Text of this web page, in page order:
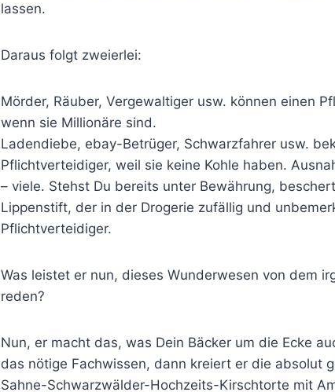
lassen.
Daraus folgt zweierlei:
Mörder, Räuber, Vergewaltiger usw. können einen
wenn sie Millionäre sind.
Ladendiebe, ebay-Betrüger, Schwarzfahrer usw.
Pflichtverteidiger, weil sie keine Kohle haben.
– viele. Stehst Du bereits unter Bewährung,
Lippenstift, der in der Drogerie zufällig und
Pflichtverteidiger.
Was leistet er nun, dieses Wunderwesen von dem
reden?
Nun, er macht das, was Dein Bäcker um die Ecke
das nötige Fachwissen, dann kreiert er die absolut
Sahne-Schwarzwälder-Hochzeits-Kirschtorte mit